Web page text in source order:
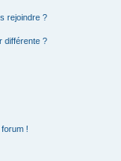
rejoindre ?
différente ?
!